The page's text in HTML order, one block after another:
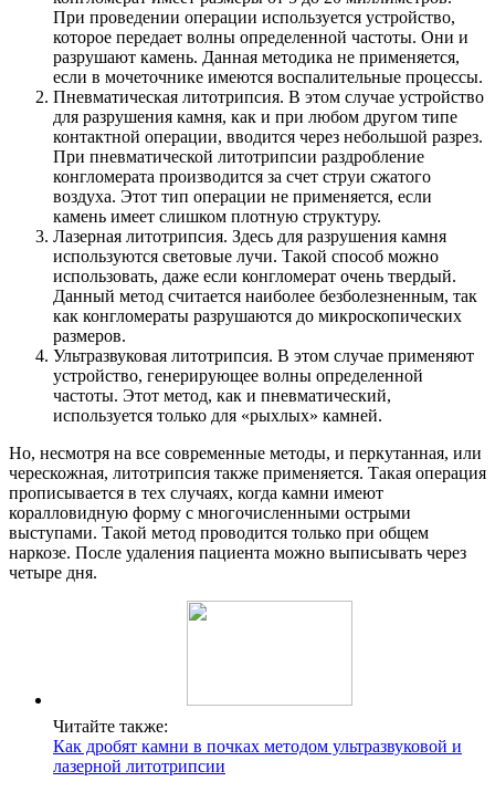
При проведении операции используется устройство,
которое передает волны определенной частоты. Они и
разрушают камень. Данная методика не применяется,
если в мочеточнике имеются воспалительные процессы.
Пневматическая литотрипсия. В этом случае устройство
для разрушения камня, как и при любом другом типе
контактной операции, вводится через небольшой разрез.
При пневматической литотрипсии раздробление
конгломерата производится за счет струи сжатого
воздуха. Этот тип операции не применяется, если
камень имеет слишком плотную структуру.
Лазерная литотрипсия. Здесь для разрушения камня
используются световые лучи. Такой способ можно
использовать, даже если конгломерат очень твердый.
Данный метод считается наиболее безболезненным, так
как конгломераты разрушаются до микроскопических
размеров.
Ультразвуковая литотрипсия. В этом случае применяют
устройство, генерирующее волны определенной
частоты. Этот метод, как и пневматический,
используется только для «рыхлых» камней.
Но, несмотря на все современные методы, и перкутанная, или
черескожная, литотрипсия также применяется. Такая операция
прописывается в тех случаях, когда камни имеют
коралловидную форму с многочисленными острыми
выступами. Такой метод проводится только при общем
наркозе. После удаления пациента можно выписывать через
четыре дня.
Читайте также:
Как дробят камни в почках методом ультразвуковой и
лазерной литотрипсии